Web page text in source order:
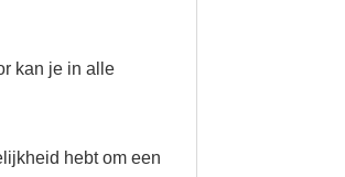
kan je in alle
hebt om een